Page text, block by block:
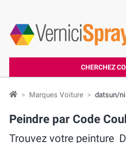
CHERCHEZ
Marques Voiture datsun/
Peindre par Code
Trouvez votre peinture